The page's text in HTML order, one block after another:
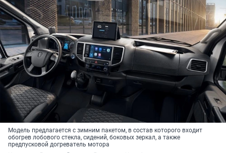
Модель предлагается с зимним пакетом, в состав которого входит
обогрев лобового стекла, сидений, боковых зеркал, а также
предпусковой догреватель мотора